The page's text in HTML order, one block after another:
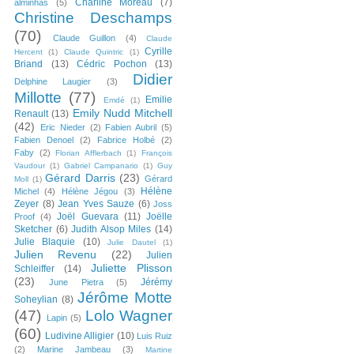
alminhas (5)
Christine Deschamps
(70)
Claude Guillon (4)
Claude
Hercent
(1) Claude Quintric (1)
Cyrille
Briand
(13) Cédric Pochon (13)
Delphine Laugier (3)
Didier
Millotte (77) Emdé (1)
Emilie
Renault (13) Emily Nudd Mitchell
(42)
Eric Nieder (2) Fabien Aubril (5)
Fabien Denoel
(2) Fabrice Holbé
(2)
Faby (2) Florian Afflerbach (1)
François
Vaudour (1) Gabriel Campanario (1) Guy
Moll (1) Gérard Darris (23) Gérard
Michel
(4) Hélène Jégou (3)
Hélène
Zeyer (8) Jean Yves Sauze (6) Joss
Proof
(4) Joël Guevara (11) Joëlle
Sketcher (6) Judith Alsop Miles (14)
Julie Blaquie
(10) Julie Dautel (1)
Julien Revenu (22)
Julien
Schleiffer
(14)
Juliette Plisson
(23)
June Pietra (5)
Jérémy
Soheylian (8) Jérôme Motte
(47)
Lapin (5) Lolo Wagner
(60) Ludivine Alligier (10) Luis Ruiz
(2)
Marine Jambeau (3) Martine